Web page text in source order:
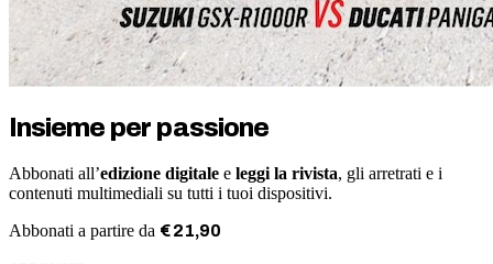
Insieme per passione
Abbonati all’edizione digitale e leggi la rivista, gli arretrati e i
contenuti multimediali su tutti i tuoi dispositivi.
Abbonati a partire da €21,90